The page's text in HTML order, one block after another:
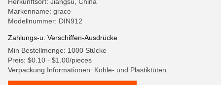
Markenname: grace
Modellnummer: DIN912
Zahlungs-u. Verschiffen-Ausdrücke
Min Bestellmenge: 1000 Stücke
Preis: $0.10 - $1.00/pieces
Verpackung Informationen: Kohle- und Plastiktüten.